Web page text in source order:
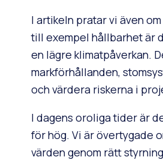
I artikeln pratar vi även
till exempel hållbarhet är
en lägre klimatpåverkan.
markförhållanden,
och värdera riskerna i
I dagens oroliga tider är
för hög. Vi är övertygade
värden genom rätt